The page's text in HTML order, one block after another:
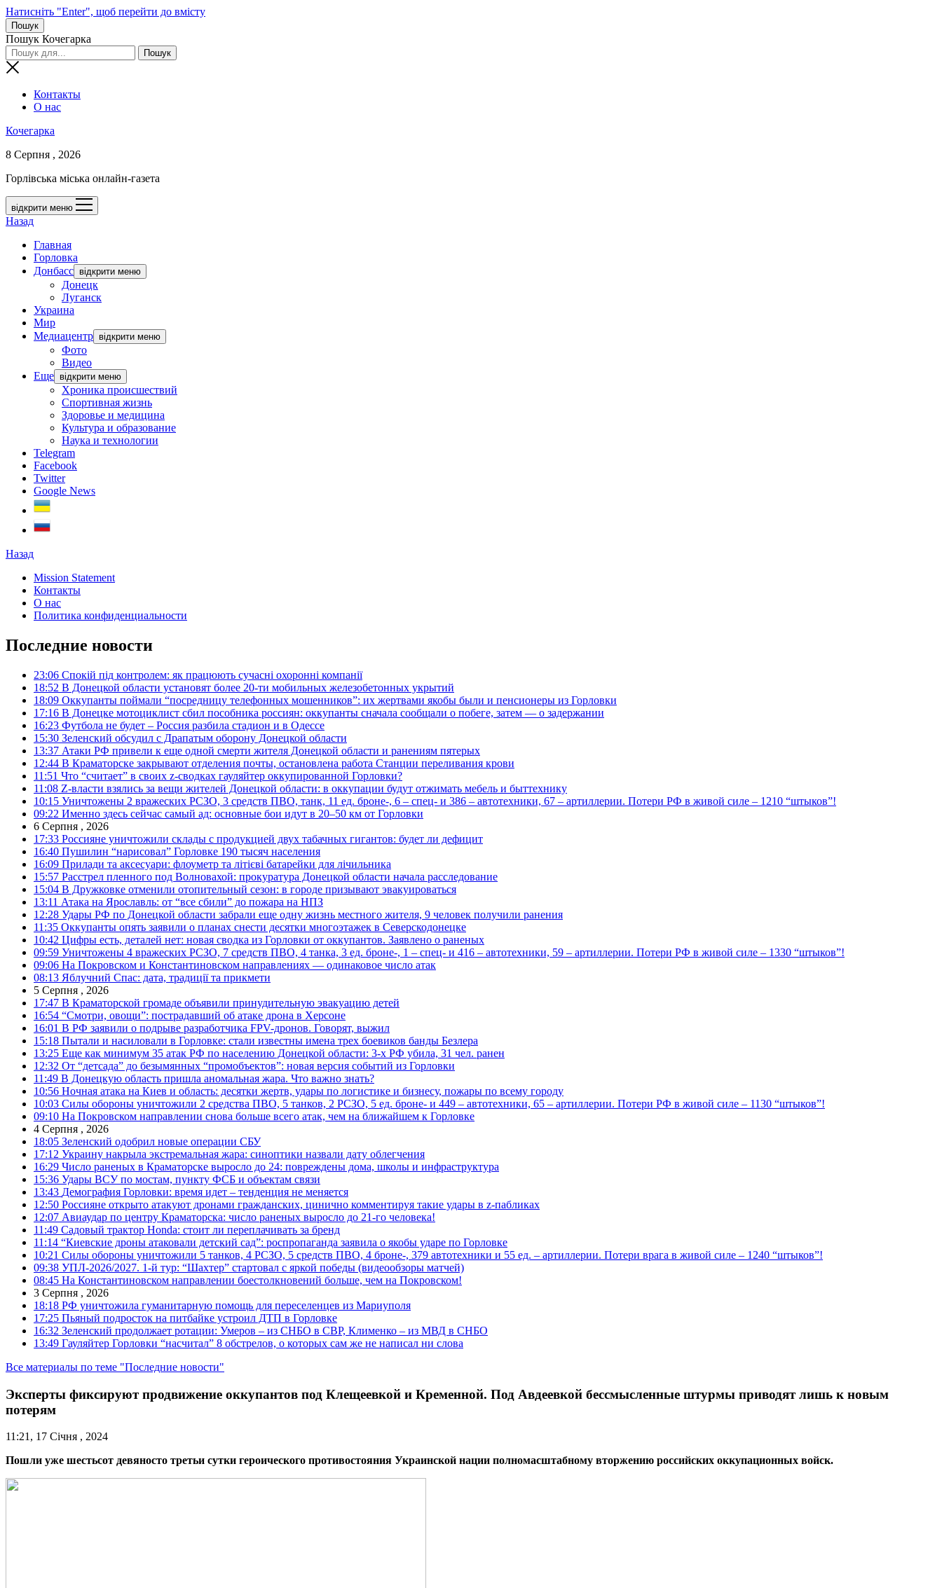
Натисніть "Enter", щоб перейти до вмісту
Пошук
Пошук Кочегарка
Контакты
О нас
Кочегарка
8 Серпня , 2026
Горлівська міська онлайн-газета
відкрити меню
Назад
Главная
Горловка
Донбасс відкрити меню
Донецк
Луганск
Украина
Мир
Медиацентр відкрити меню
Фото
Видео
Еще відкрити меню
Хроника происшествий
Спортивная жизнь
Здоровье и медицина
Культура и образование
Наука и технологии
Telegram
Facebook
Twitter
Google News
Назад
Mission Statement
Контакты
О нас
Политика конфиденциальности
Последние новости
23:06 Спокій під контролем: як працюють сучасні охоронні компанії
18:52 В Донецкой области установят более 20-ти мобильных железобетонных укрытий
18:09 Оккупанты поймали “посредницу телефонных мошенников”: их жертвами якобы были и пенсионеры из Горловки
17:16 В Донецке мотоциклист сбил пособника россиян: оккупанты сначала сообщали о побеге, затем — о задержании
16:23 Футбола не будет – Россия разбила стадион и в Одессе
15:30 Зеленский обсудил с Драпатым оборону Донецкой области
13:37 Атаки РФ привели к еще одной смерти жителя Донецкой области и ранениям пятерых
12:44 В Краматорске закрывают отделения почты, остановлена работа Станции переливания крови
11:51 Что “считает” в своих z-сводках гауляйтер оккупированной Горловки?
11:08 Z-власти взялись за вещи жителей Донецкой области: в оккупации будут отжимать мебель и быттехнику
10:15 Уничтожены 2 вражеских РСЗО, 3 средств ПВО, танк, 11 ед. броне-, 6 – спец- и 386 – автотехники, 67 – артиллерии. Потери РФ в живой силе – 1210 “штыков”!
09:22 Именно здесь сейчас самый ад: основные бои идут в 20–50 км от Горловки
6 Серпня , 2026
17:33 Россияне уничтожили склады с продукцией двух табачных гигантов: будет ли дефицит
16:40 Пушилин “нарисовал” Горловке 190 тысяч населения
16:09 Прилади та аксесуари: флоуметр та літієві батарейки для лічильника
15:57 Расстрел пленного под Волновахой: прокуратура Донецкой области начала расследование
15:04 В Дружковке отменили отопительный сезон: в городе призывают эвакуироваться
13:11 Атака на Ярославль: от “все сбили” до пожара на НПЗ
12:28 Удары РФ по Донецкой области забрали еще одну жизнь местного жителя, 9 человек получили ранения
11:35 Оккупанты опять заявили о планах снести десятки многоэтажек в Северскодонецке
10:42 Цифры есть, деталей нет: новая сводка из Горловки от оккупантов. Заявлено о раненых
09:59 Уничтожены 4 вражеских РСЗО, 7 средств ПВО, 4 танка, 3 ед. броне-, 1 – спец- и 416 – автотехники, 59 – артиллерии. Потери РФ в живой силе – 1330 “штыков”!
09:06 На Покровском и Константиновском направлениях — одинаковое число атак
08:13 Яблучний Спас: дата, традиції та прикмети
5 Серпня , 2026
17:47 В Краматорской громаде объявили принудительную эвакуацию детей
16:54 “Смотри, овощи”: пострадавший об атаке дрона в Херсоне
16:01 В РФ заявили о подрыве разработчика FPV-дронов. Говорят, выжил
15:18 Пытали и насиловали в Горловке: стали известны имена трех боевиков банды Безлера
13:25 Еще как минимум 35 атак РФ по населению Донецкой области: 3-х РФ убила, 31 чел. ранен
12:32 От “детсада” до безымянных “промобъектов”: новая версия событий из Горловки
11:49 В Донецкую область пришла аномальная жара. Что важно знать?
10:56 Ночная атака на Киев и область: десятки жертв, удары по логистике и бизнесу, пожары по всему городу
10:03 Силы обороны уничтожили 2 средства ПВО, 5 танков, 2 РСЗО, 5 ед. броне- и 449 – автотехники, 65 – артиллерии. Потери РФ в живой силе – 1130 “штыков”!
09:10 На Покровском направлении снова больше всего атак, чем на ближайшем к Горловке
4 Серпня , 2026
18:05 Зеленский одобрил новые операции СБУ
17:12 Украину накрыла экстремальная жара: синоптики назвали дату облегчения
16:29 Число раненых в Краматорске выросло до 24: повреждены дома, школы и инфраструктура
15:36 Удары ВСУ по мостам, пункту ФСБ и объектам связи
13:43 Демография Горловки: время идет – тенденция не меняется
12:50 Россияне открыто атакуют дронами гражданских, цинично комментируя такие удары в z-пабликах
12:07 Авиаудар по центру Краматорска: число раненых выросло до 21-го человека!
11:49 Садовый трактор Honda: стоит ли переплачивать за бренд
11:14 “Киевские дроны атаковали детский сад”: роспропаганда заявила о якобы ударе по Горловке
10:21 Силы обороны уничтожили 5 танков, 4 РСЗО, 5 средств ПВО, 4 броне-, 379 автотехники и 55 ед. – артиллерии. Потери врага в живой силе – 1240 “штыков”!
09:38 УПЛ-2026/2027. 1-й тур: “Шахтер” стартовал с яркой победы (видеообзоры матчей)
08:45 На Константиновском направлении боестолкновений больше, чем на Покровском!
3 Серпня , 2026
18:18 РФ уничтожила гуманитарную помощь для переселенцев из Мариуполя
17:25 Пьяный подросток на питбайке устроил ДТП в Горловке
16:32 Зеленский продолжает ротации: Умеров – из СНБО в СВР, Клименко – из МВД в СНБО
13:49 Гауляйтер Горловки “насчитал” 8 обстрелов, о которых сам же не написал ни слова
Все материалы по теме "Последние новости"
Эксперты фиксируют продвижение оккупантов под Клещеевкой и Кременной. Под Авдеевкой бессмысленные штурмы приводят лишь к новым
потерям
11:21, 17 Січня , 2024
Пошли уже шестьсот девяносто третьи сутки героического противостояния Украинской нации полномасштабному вторжению российских оккупационных войск.